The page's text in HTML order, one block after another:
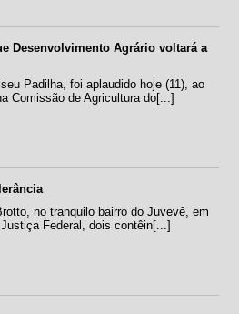
Desenvolvimento Agrário voltará a
Padilha, foi aplaudido hoje (11), ao
Comissão de Agricultura do[...]
no tranquilo bairro do Juvevê, em
Federal, dois contêin[...]